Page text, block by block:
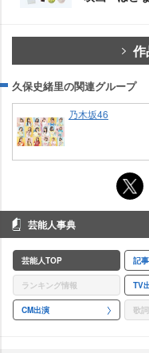
作
久保史緒里の関連グループ
乃木坂46
芸能人事典
芸能人TOP 記事
ランキング情報 TV
CM出演 歌詞